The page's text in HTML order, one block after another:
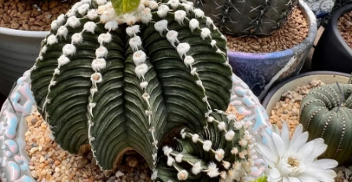
Aeoniuns
Aloes E Agaves
Anacampseros
Babies (vaso6)
Columeias